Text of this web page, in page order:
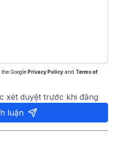
Google Privacy Policy and Terms of
xét duyệt trước khi đăng
luận